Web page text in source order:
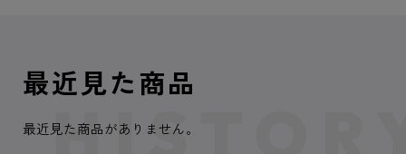
最近見た商品
最近見た商品がありません。